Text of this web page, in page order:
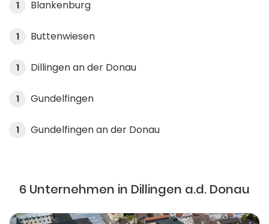
1 Blankenburg
1 Buttenwiesen
1 Dillingen an der Donau
1 Gundelfingen
1 Gundelfingen an der Donau
6 Unternehmen in Dillingen a.d. Donau